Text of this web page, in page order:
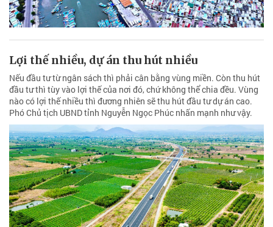
Lợi thế nhiều, dự án thu hút nhiều
Nếu đầu tư từ ngân sách thì phải cân bằng vùng miền. Còn thu hút
đầu tư thì tùy vào lợi thế của nơi đó, chứ không thể chia đều. Vùng
nào có lợi thế nhiều thì đương nhiên sẽ thu hút đầu tư dự án cao.
Phó Chủ tịch UBND tỉnh Nguyễn Ngọc Phúc nhấn mạnh như vậy.